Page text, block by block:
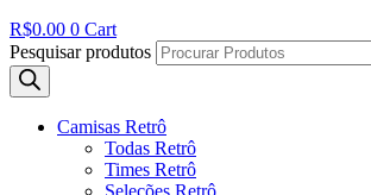
R$0.00 0 Cart
Pesquisar produtos
Camisas Retrô
Todas Retrô
Times Retrô
Seleções Retrô